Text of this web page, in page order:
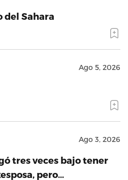
del Sahara
Ago 5, 2026
Ago 3, 2026
tres veces bajo tener
pero…